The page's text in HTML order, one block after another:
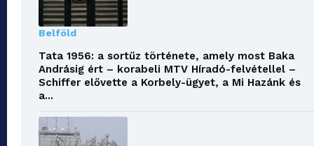
Belföld
Tata 1956: a sortűz története, amely most Baka
Andrásig ért – korabeli MTV Híradó-felvétellel –
Schiffer elővette a Korbely-ügyet, a Mi Hazánk és
a...